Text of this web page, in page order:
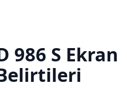
986 S Ekran